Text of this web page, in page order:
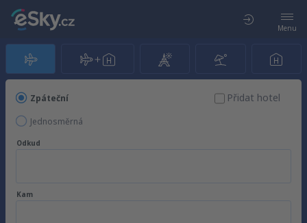
Menu
Zpáteční
Jednosměrná
Přidat hotel
Odkud
Kam